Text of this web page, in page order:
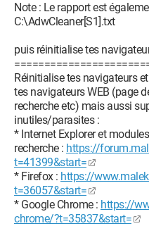
Note : Le rapport est
C:\AdwCleaner[S1].txt
puis réinitialise tes
Réinitialise tes navigateurs
tes navigateurs WEB (page
recherche etc) mais aussi
inutiles/parasites :
* Internet Explorer et
recherche : https://
t=41399&start=
* Firefox : https://
t=36057&start=
* Google Chrome : https://
chrome/?t=35837&start=